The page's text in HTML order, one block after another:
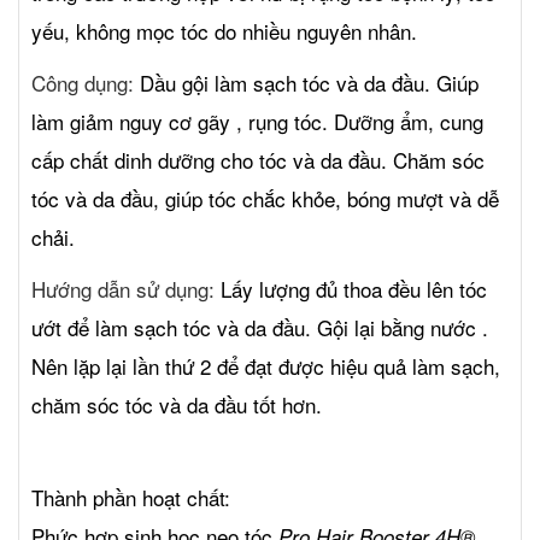
yếu, không mọc tóc do nhiều nguyên nhân.
Công dụng: Dầu gội làm sạch tóc và da đầu. Giúp
làm giảm nguy cơ gãy , rụng tóc. Dưỡng ẩm, cung
cấp chất dinh dưỡng cho tóc và da đầu. Chăm sóc
tóc và da đầu, giúp tóc chắc khỏe, bóng mượt và dễ
chải.
Hướng dẫn sử dụng: Lấy lượng đủ thoa đều lên tóc
ướt để làm sạch tóc và da đầu. Gội lại bằng nước .
Nên lặp lại lần thứ 2 để đạt được hiệu quả làm sạch,
chăm sóc tóc và da đầu tốt hơn.
Thành phần hoạt chất: